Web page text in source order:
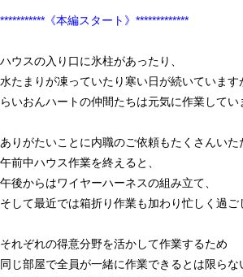
***********《本編スタート》*************
ハウスの入り口に氷柱があったり、
水たまりが凍っていたり寒い日が続いています
らいおんハートの仲間たちは元気に作業してい
ありがたいことに内職のご依頼もたくさんいた
午前中ハウス作業を終えると、
午後からはワイヤーハーネスの組み立て、
そして最近では箱折り作業も加わり忙しく過ご
それぞれの得意分野を活かして作業するため
同じ部屋で全員が一緒に作業できるとは限らな